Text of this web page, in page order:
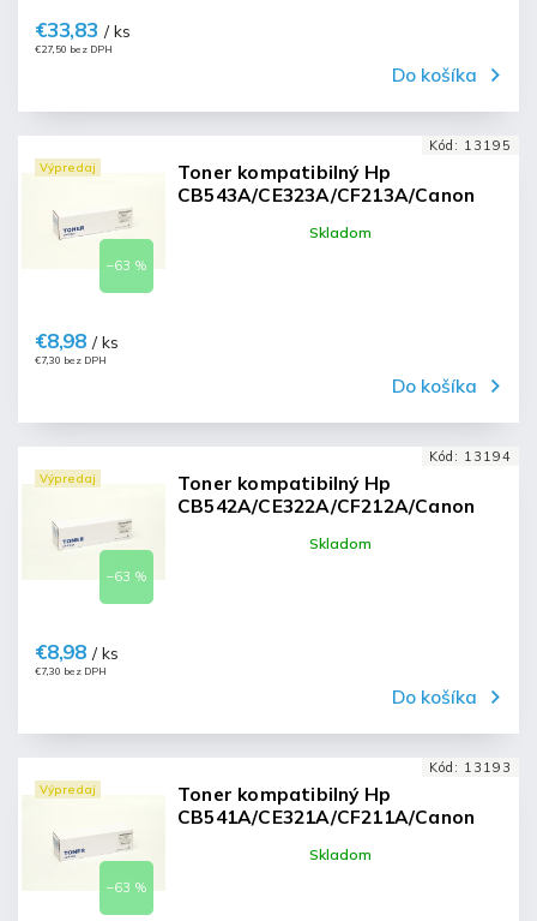
€27,50 bez DPH
€33,83 / ks
Do košíka
Výpredaj
–63 %
Toner kompatibilný Hp
CB543A/CE323A/CF213A/Canon
Skladom
€7,30 bez DPH
€8,98 / ks
Do košíka
Kód: 13195
Výpredaj
–63 %
Toner kompatibilný Hp
CB542A/CE322A/CF212A/Canon
Skladom
€7,30 bez DPH
€8,98 / ks
Do košíka
Kód: 13194
Výpredaj
–63 %
Toner kompatibilný Hp
CB541A/CE321A/CF211A/Canon
Skladom
Kód: 13193